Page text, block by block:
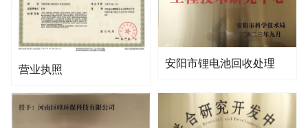
营业执照 安阳市锂电池回收处理